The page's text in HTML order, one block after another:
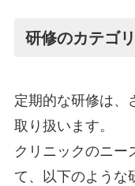
研修のカテゴ
定期的な研修は、
取り扱います。
クリニックのニー
て、以下のような